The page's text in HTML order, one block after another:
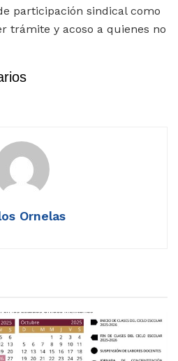
participación sindical como
trámite y acoso a quienes no
Ornelas